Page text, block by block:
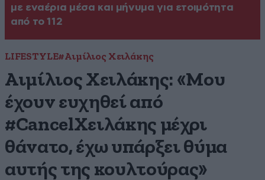
με εναέρια μέσα και μήνυμα για ετοιμότητα
από το 112
LIFESTYLE#Αιμίλιος Χειλάκης
Αιμίλιος Χειλάκης: «Μου
έχουν ευχηθεί από
#CancelΧειλάκης μέχρι
θάνατο, έχω υπάρξει θύμα
αυτής της κουλτούρας»